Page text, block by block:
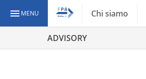
MENU Chi siamo
ADVISORY